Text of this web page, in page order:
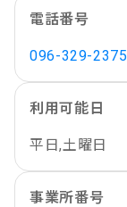
電話番号
096-329-2375
利用可能日
平日,土曜日
事業所番号